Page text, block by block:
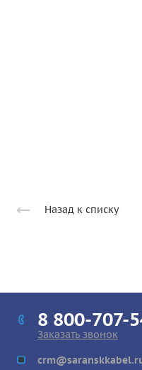
Назад к списку
8 800-707-
Заказать звонок